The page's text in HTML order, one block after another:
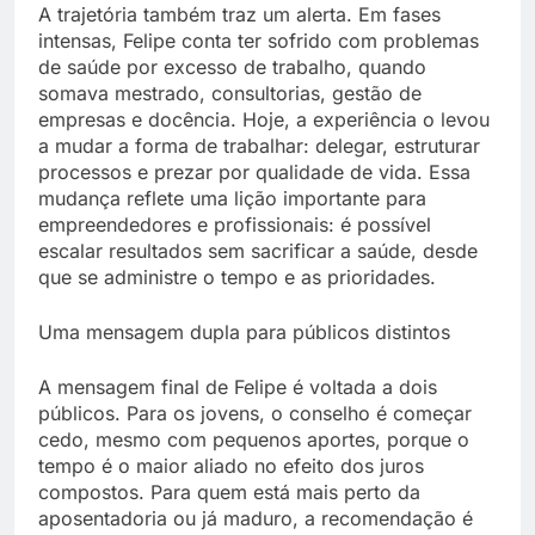
A trajetória também traz um alerta. Em fases
intensas, Felipe conta ter sofrido com problemas
de saúde por excesso de trabalho, quando
somava mestrado, consultorias, gestão de
empresas e docência. Hoje, a experiência o levou
a mudar a forma de trabalhar: delegar, estruturar
processos e prezar por qualidade de vida. Essa
mudança reflete uma lição importante para
empreendedores e profissionais: é possível
escalar resultados sem sacrificar a saúde, desde
que se administre o tempo e as prioridades.
Uma mensagem dupla para públicos distintos
A mensagem final de Felipe é voltada a dois
públicos. Para os jovens, o conselho é começar
cedo, mesmo com pequenos aportes, porque o
tempo é o maior aliado no efeito dos juros
compostos. Para quem está mais perto da
aposentadoria ou já maduro, a recomendação é